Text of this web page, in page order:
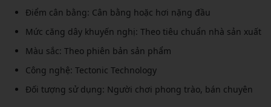
Điểm cân bằng: Cân bằng hoặc hơi nặng đầu
Mức căng dây khuyến nghị: Theo tiêu chuẩn nhà sản xuất
Màu sắc: Theo phiên bản sản phẩm
Công nghệ: Tectonic Technology
Đối tượng sử dụng: Người chơi phong trào, bán chuyên